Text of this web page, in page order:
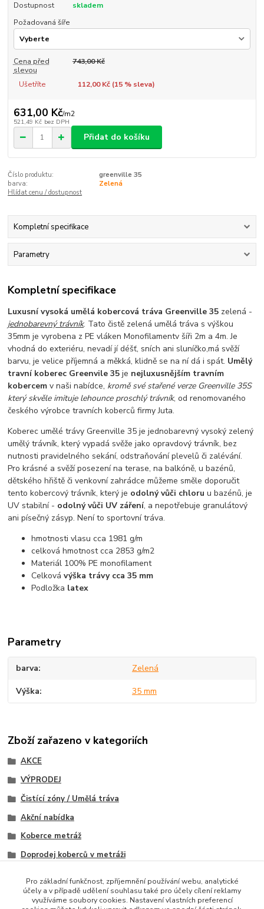
Dostupnost
skladem
Požadovaná šíře
Cena před
slevou
743,00 Kč
Ušetříte 112,00 Kč (15% sleva)
631,00 Kč/m2
521,49 Kč bez DPH
Přidat do košíku
Číslo produktu:
greenville 35
barva:
Zelená
Hlídat cenu / dostupnost
Kompletní specifikace
Parametry
Kompletní specifikace
Luxusní vysoká umělá kobercová tráva Greenville 35 zelená -
jednobarevný trávník. Tato čistě zelenáumělá tráva s výškou
35mm jevyrobena z PE vláken Monofilamentv šíři 2m a 4m. Je
vhodná do exteriéru, nevadí jí déšť, sních ani sluníčko,má svěží
barvu, je velice příjemná aměkká, klidně se na ní dá i spát. Umělý
travní koberec Greenvile 35je nejluxusnějším travním
kobercem v naši nabídce, kromě své stařené verze Greenville 35S
který skvěle imituje lehounce proschlý trávník, od renomovaného
českého výrobce travních koberců firmy Juta.
Koberec umělé trávy Greenville 35 je jednobarevný vysoký zelený
umělý trávník, který vypadá svěže jako opravdový trávník, bez
nutnosti pravidelného sekání, odstraňování plevelů či zalévání.
Pro krásné a svěží posezení na terase, na balkóně, u bazénů,
dětského hřiště či venkovní zahrádce můžeme směle doporučit
tento kobercový trávník, který je odolný vůči chloru u bazénů, je
UV stabilní - odolný vůči UV záření, a nepotřebuje granulátový
ani písečný zásyp. Není to sportovní tráva.
hmotnosti vlasu cca 1981 g/m
celková hmotnost cca 2853 g/m2
Materiál 100% PE monofilament
Celkovávýška trávy cca 35 mm
Podložka latex
Parametry
barva Zelená
Výška 35 mm
Zboží zařazeno v kategoriích
AKCE
VÝPRODEJ
Čistící zóny / Umělá tráva
Akční nabídka
Koberce metráž
Doprodej koberců v metráži
Akce metrážní koberce
Pro základní funkčnost, zpříjemnění používání webu, analytické
účely a v případě udělení souhlasu také pro účely cílení reklamy
využíváme soubory cookies. Nastavení vlastních preferencí